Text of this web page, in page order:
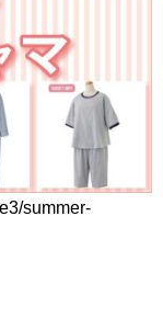
summer-